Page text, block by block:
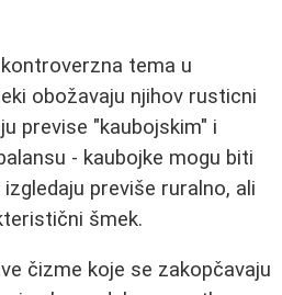
tema u
obožavaju njihov rusticni
previse "kaubojskim" i
- kaubojke mogu biti
previše ruralno, ali
šmek.
čizme koje se zakopčavaju